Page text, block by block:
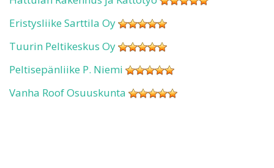
Eristysliike Sarttila Oy
Tuurin Peltikeskus Oy
Peltisepänliike P. Niemi
Vanha Roof Osuuskunta